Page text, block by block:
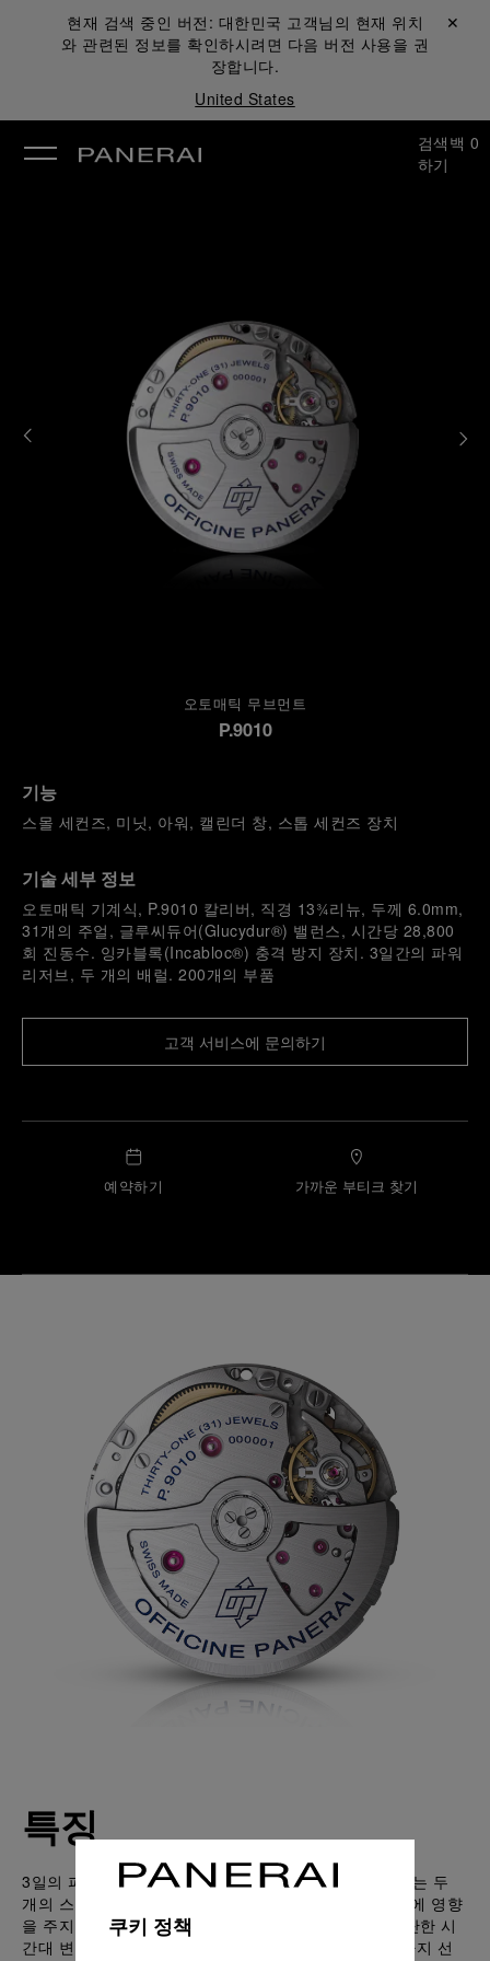
현재 검색 중인 버전: 대한민국 고객님의 현재 위치
와 관련된 정보를 확인하시려면 다음 버전 사용을 권
장합니다.
United States
닫기 ✕
검색
하기
백 0
오토매틱 무브먼트
P.9010
기능
스몰 세컨즈, 미닛, 아워, 캘린더 창, 스톱 세컨즈 장치
기술 세부 정보
오토매틱 기계식, P.9010 칼리버, 직경 13¾리뉴, 두께 6.0mm,
31개의 주얼, 글루씨듀어(Glucydur®) 밸런스, 시간당 28,800
회 진동수. 잉카블록(Incabloc®) 충격 방지 장치. 3일간의 파워
리저브, 두 개의 배럴. 200개의 부품
고객 서비스에 문의하기
예약하기 가까운 부티크 찾기
특징
3일의 파워 리저브를 갖춘 P.9010은 회전추로 와인딩되는 두
개의 스프링 배럴을 통해 구동됩니다. 더불어 미닛 핸드에 영향
을 주지 않고도 빠르게 아워 핸드를 조정할 수 있어, 간단한 시
간대 변경과 더불어 날짜 인디케이터와의 자동 동기화까지 선
쿠키 정책